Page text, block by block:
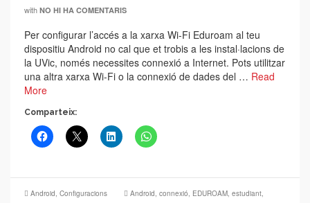
with NO HI HA COMENTARIS
Per configurar l’accés a la xarxa Wi-Fi Eduroam al teu
dispositiu Android no cal que et trobis a les instal·lacions de
la UVic, només necessites connexió a Internet. Pots utilitzar
una altra xarxa Wi-Fi o la connexió de dades del … Read
More
Comparteix:
Android, Configuracions Android, connexió, EDUROAM, estudiant,